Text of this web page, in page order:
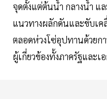
จุดตั้งแต่ต้นน้ำ กลางน้ำ แ
แนวทางผลักดันและขับเค
ตลอดห่วงโซ่อุปทานด้วยก
ผู้เกี่ยวข้องทั้งภาครัฐและเ